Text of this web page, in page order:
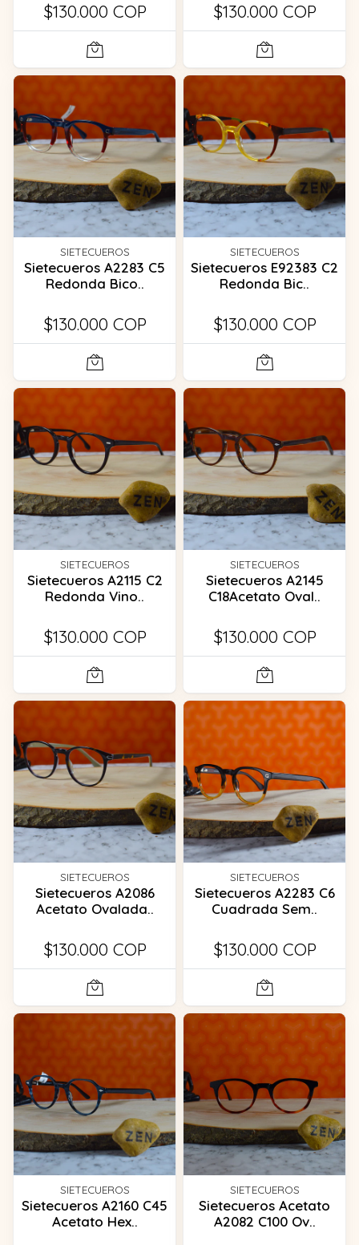
$130.000 COP $130.000 COP
SIETECUEROS
Sietecueros A2283 C5
Redonda Bico..
$130.000 COP
SIETECUEROS
Sietecueros E92383 C2
Redonda Bic..
$130.000 COP
SIETECUEROS
Sietecueros A2115 C2
Redonda Vino..
$130.000 COP
SIETECUEROS
Sietecueros A2145
C18Acetato Oval..
$130.000 COP
SIETECUEROS
Sietecueros A2086
Acetato Ovalada..
$130.000 COP
SIETECUEROS
Sietecueros A2283 C6
Cuadrada Sem..
$130.000 COP
SIETECUEROS
Sietecueros A2160 C45
Acetato Hex..
SIETECUEROS
Sietecueros Acetato
A2082 C100 Ov..